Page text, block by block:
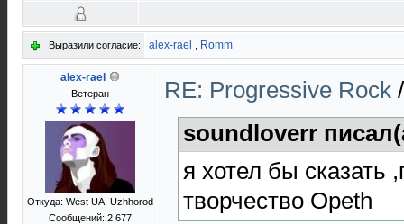
Выразили согласие: alex-rael , Romm
alex-rael
Ветеран
Откуда: West UA, Uzhhorod
Сообщений: 2 677
RE: Progressive Rock
soundloverr
я хотел бы сказать
творчество Opeth